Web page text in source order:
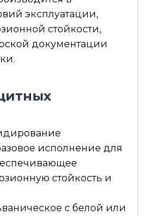
эксплуатации,
стойкости,
документации
исполнение для
стойкость и
с белой или